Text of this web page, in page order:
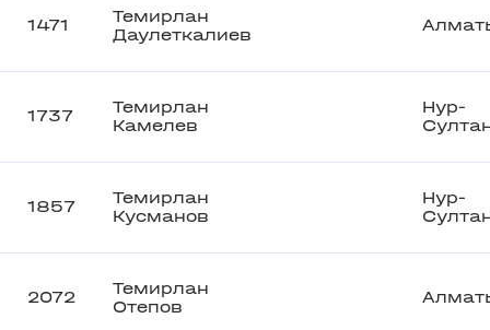
1471
Темирлан
Даулеткалиев
1737
Темирлан
Камелев
Нур-
1857
Темирлан
Кусманов
Нур-
2072
Темирлан
Отепов